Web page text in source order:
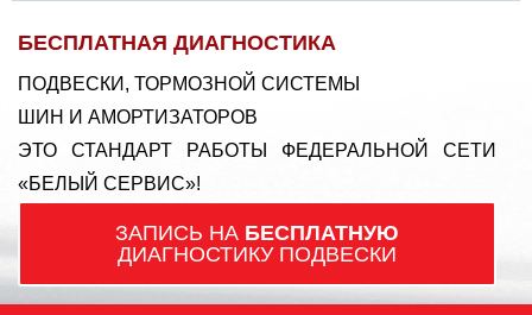
БЕСПЛАТНАЯ ДИАГНОСТИКА
ПОДВЕСКИ, ТОРМОЗНОЙ СИСТЕМЫ
ШИН И АМОРТИЗАТОРОВ
ЭТО СТАНДАРТ РАБОТЫ ФЕДЕРАЛЬНОЙ СЕТИ
«БЕЛЫЙ СЕРВИС»!
ЗАПИСЬ НА БЕСПЛАТНУЮ
ДИАГНОСТИКУ ПОДВЕСКИ